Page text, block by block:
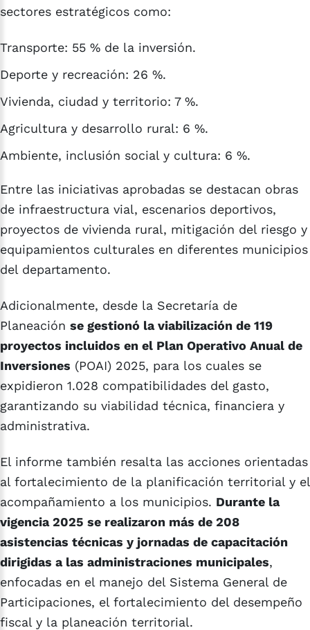
sectores estratégicos como:
Transporte: 55 % de la inversión.
Deporte y recreación: 26 %.
Vivienda, ciudad y territorio: 7 %.
Agricultura y desarrollo rural: 6 %.
Ambiente, inclusión social y cultura: 6 %.
Entre las iniciativas aprobadas se destacan obras
de infraestructura vial, escenarios deportivos,
proyectos de vivienda rural, mitigación del riesgo y
equipamientos culturales en diferentes municipios
del departamento.
Adicionalmente, desde la Secretaría de
Planeación se gestionó la viabilización de 119
proyectos incluidos en el Plan Operativo Anual de
Inversiones (POAI) 2025, para los cuales se
expidieron 1.028 compatibilidades del gasto,
garantizando su viabilidad técnica, financiera y
administrativa.
El informe también resalta las acciones orientadas
al fortalecimiento de la planificación territorial y el
acompañamiento a los municipios. Durante la
vigencia 2025 se realizaron más de 208
asistencias técnicas y jornadas de capacitación
dirigidas a las administraciones municipales,
enfocadas en el manejo del Sistema General de
Participaciones, el fortalecimiento del desempeño
fiscal y la planeación territorial.